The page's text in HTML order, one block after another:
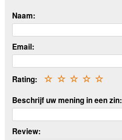
Naam:
Email:
Rating: ☆
☆
☆
☆
☆
Beschrijf uw mening in een zin:
Review: